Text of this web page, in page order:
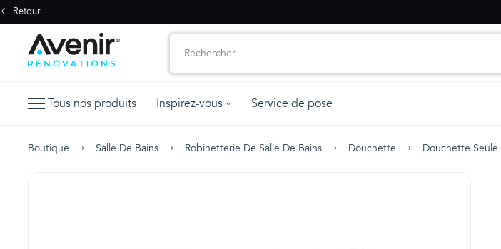
Retour
Tous nos produits Inspirez-vous Service de pose
Boutique Salle De Bains Robinetterie De Salle De Bains Douchette Douchette Seule